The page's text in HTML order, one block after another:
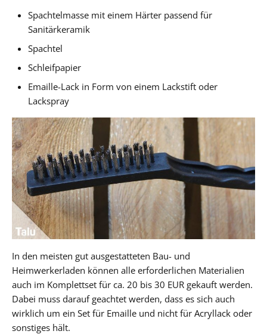
Spachtelmasse mit einem Härter passend für
Sanitärkeramik
Spachtel
Schleifpapier
Emaille-Lack in Form von einem Lackstift oder
Lackspray
In den meisten gut ausgestatteten Bau- und
Heimwerkerladen können alle erforderlichen Materialien
auch im Komplettset für ca. 20 bis 30 EUR gekauft werden.
Dabei muss darauf geachtet werden, dass es sich auch
wirklich um ein Set für Emaille und nicht für Acryllack oder
sonstiges hält.